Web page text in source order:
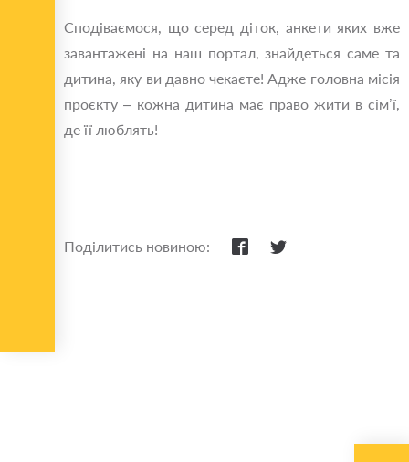
Сподіваємося, що серед діток, анкети яких вже
завантажені на наш портал, знайдеться саме та
дитина, яку ви давно чекаєте! Адже головна місія
проєкту – кожна дитина має право жити в сім’ї,
де її люблять!
Поділитись новиною: